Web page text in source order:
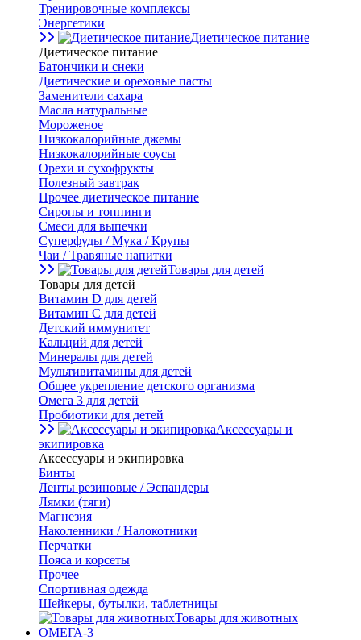
Тренировочные комплексы
Энергетики
Диетическое питание
Диетическое питание
Батончики и снеки
Диетические и ореховые пасты
Заменители сахара
Масла натуральные
Мороженое
Низкокалорийные джемы
Низкокалорийные соусы
Орехи и сухофрукты
Полезный завтрак
Прочее диетическое питание
Сиропы и топпинги
Смеси для выпечки
Суперфуды / Мука / Крупы
Чаи / Травяные напитки
Товары для детей
Товары для детей
Витамин D для детей
Витамин С для детей
Детский иммунитет
Кальций для детей
Минералы для детей
Мультивитамины для детей
Общее укрепление детского организма
Омега 3 для детей
Пробиотики для детей
Аксессуары и
экипировка
Аксессуары и экипировка
Бинты
Ленты резиновые / Эспандеры
Лямки (тяги)
Магнезия
Наколенники / Налокотники
Перчатки
Пояса и корсеты
Прочее
Спортивная одежда
Шейкеры, бутылки, таблетницы
Товары для животных
ОМЕГА-3